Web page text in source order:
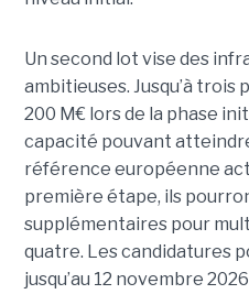
Un second lot vise des
ambitieuses. Jusqu’à
200 M€ lors de la phase
capacité pouvant
référence européenne
première étape, ils
supplémentaires pour
quatre. Les candidatures
jusqu’au 12 novembre